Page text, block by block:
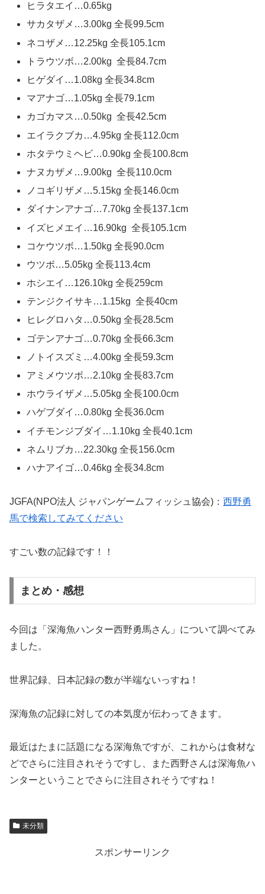
​ヒラタエイ…0.65kg
サカタザメ…3.00kg 全長99.5cm
ネコザメ…​12.25kg 全長105.1cm
トラウツボ…2.00kg 全長84.7cm
ヒゲダイ…1.08kg 全長34.8cm
マアナゴ…​1.05kg 全長79.1cm
カゴカマス…0.50kg 全長42.5cm
エイラクブカ…4.95kg 全長112.0cm
ホタテウミヘビ…0.90kg 全長100.8cm
ナヌカザメ…9.00kg 全長110.0cm
ノコギリザメ…5.15kg 全長146.0cm
ダイナンアナゴ…​7.70kg 全長137.1cm
イズヒメエイ…16.90kg 全長105.1cm
コケウツボ…1.50kg 全長90.0cm
ウツボ…5.05kg 全長113.4cm
ホシエイ…126.10kg 全長259cm
テンジクイサキ…​1.15kg 全長40cm
ヒレグロハタ…​0.50kg 全長28.5cm
ゴテンアナゴ…​0.70kg 全長66.3cm
ノトイスズミ…4.00kg 全長59.3cm
アミメウツボ…​2.10kg 全長83.7cm
ホウライザメ…5.05kg 全長100.0cm
ハゲブダイ…0.80kg 全長36.0cm
イチモンジブダイ…1.10kg 全長40.1cm
ネムリブカ…22.30kg 全長156.0cm
ハナアイゴ…​0.46kg 全長34.8cm
JGFA(NPO法人 ジャパンゲームフィッシュ協会)： 西野勇
馬で検索してみてください
すごい数の記録です！！
まとめ・感想
今回は「深海魚ハンター西野勇馬さん」について調べてみ
ました。
世界記録、日本記録の数が半端ないっすね！
深海魚の記録に対しての本気度が伝わってきます。
最近はたまに話題になる深海魚ですが、これからは食材な
どでさらに注目されそうですし、また西野さんは深海魚ハ
ンターということでさらに注目されそうですね！
未分類
スポンサーリンク